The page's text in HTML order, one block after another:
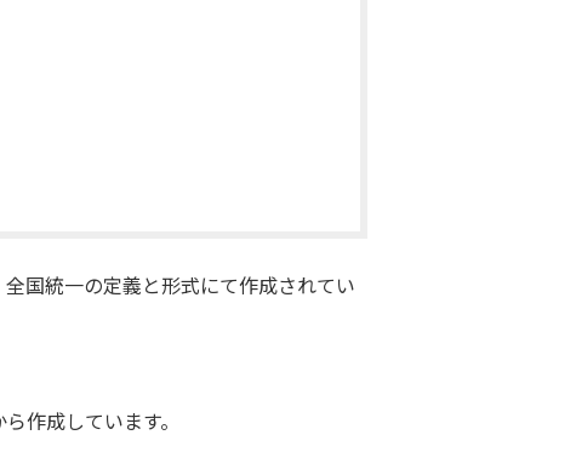
国統一の定義と形式にて作成されてい
作成しています。